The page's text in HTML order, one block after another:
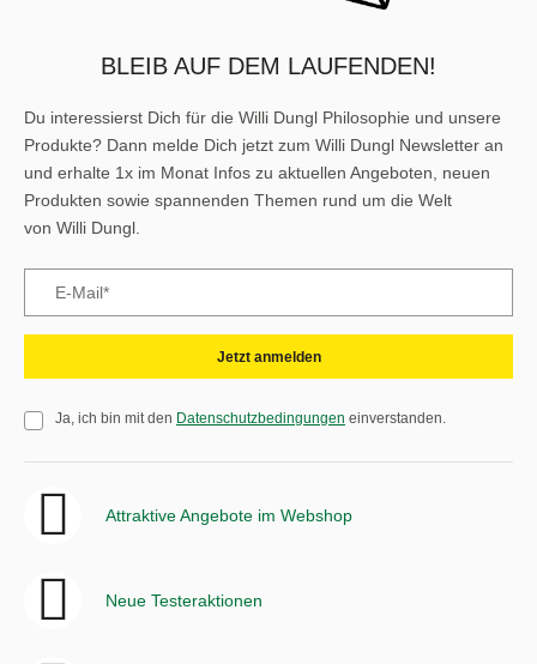
BLEIB AUF DEM LAUFENDEN!
Du interessierst Dich für die Willi Dungl Philosophie und unsere
Produkte? Dann melde Dich jetzt zum Willi Dungl Newsletter an
und erhalte 1x im Monat Infos zu aktuellen Angeboten, neuen
Produkten sowie spannenden Themen rund um die Welt
von Willi Dungl.
Jetzt anmelden
Ja, ich bin mit den Datenschutzbedingungen einverstanden.
Attraktive Angebote im Webshop
Neue Testeraktionen